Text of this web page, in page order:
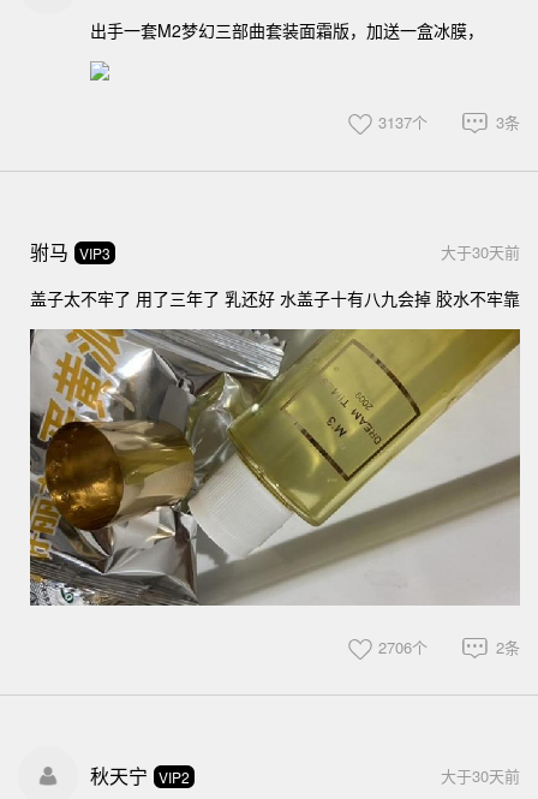
出手一套M2梦幻三部曲套装面霜版，加送一盒冰膜，
3条
3137个
驸马 VIP3 大于30天前
盖子太不牢了 用了三年了 乳还好 水盖子十有八九会掉 胶水不牢靠
2条
2706个
秋天宁 VIP2 大于30天前